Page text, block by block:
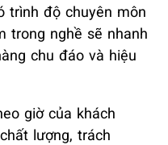
trình độ chuyên môn
trong nghề sẽ nhanh
chu đáo và hiệu
giờ của khách
lượng, trách